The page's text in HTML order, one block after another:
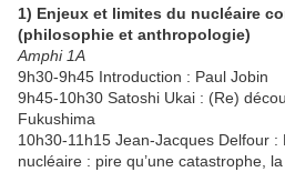
1) Enjeux et limites du nucléaire
(philosophie et anthropologie)
Amphi 1A
9h30-9h45 Introduction : Paul Jobin
9h45-10h30 Satoshi Ukai : (Re)
Fukushima
10h30-11h15 Jean-Jacques Delfour :
nucléaire : pire qu’une catastrophe, la